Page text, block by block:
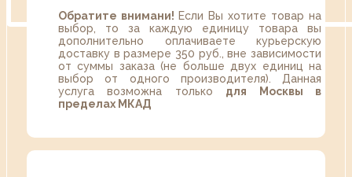
Обратите внимани! Если Вы хотите товар на
выбор, то за каждую единицу товара вы
дополнительно оплачиваете курьерскую
доставку в размере 350 руб., вне зависимости
от суммы заказа (не больше двух единиц на
выбор от одного производителя). Данная
услуга возможна только для Москвы в
пределах МКАД